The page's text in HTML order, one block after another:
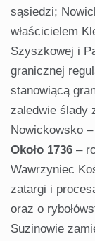
sąsiedzi;
właścicielem
Szyszkowej i
granicznej
stanowiącą
zaledwie ślady
Nowickowsko –
Około 1736 –
Wawrzyniec
zatargi i
oraz o
Suzinowie